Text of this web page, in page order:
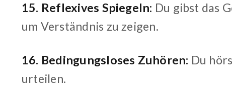
15. Reflexives Spiegeln: Du gibst das
um Verständnis zu zeigen.
16. Bedingungsloses Zuhören: Du
urteilen.